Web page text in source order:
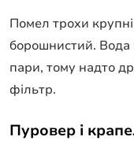
Помел трохи
борошнистий. Вода
пари, тому надто
фільтр.
Пуровер і